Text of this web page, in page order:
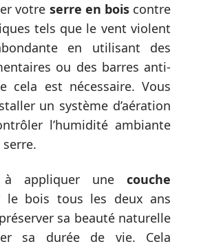
votre serre en boiscontre
tels que le vent violent
en utilisant des
ou des barres anti-
cela est nécessaire. Vous
un système d’aération
l’humidité ambiante
à appliquer une couche
le bois tous les deux ans
sa beauté naturelle
sa durée de vie. Cela